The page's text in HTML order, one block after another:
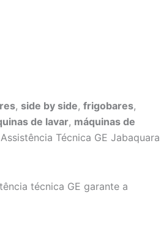
, side by side, frigobares,
de lavar, máquinas de
Técnica GE Jabaquara
técnica GE garante a